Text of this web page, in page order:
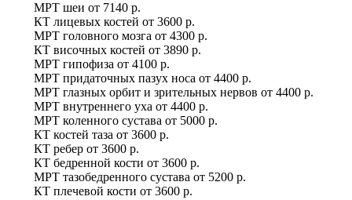
МРТ шеи от 7140 р.
КТ лицевых костей от 3600 р.
МРТ головного мозга от 4300 р.
КТ височных костей от 3890 р.
МРТ гипофиза от 4100 р.
МРТ придаточных пазух носа от 4400 р.
МРТ глазных орбит и зрительных нервов от 4400 р.
МРТ внутреннего уха от 4400 р.
МРТ коленного сустава от 5000 р.
КТ костей таза от 3600 р.
КТ ребер от 3600 р.
КТ бедренной кости от 3600 р.
МРТ тазобедренного сустава от 5200 р.
КТ плечевой кости от 3600 р.